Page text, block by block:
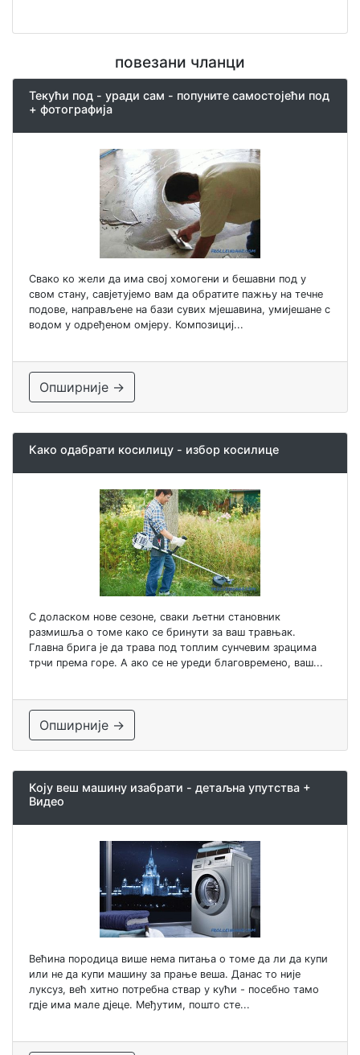
повезани чланци
Текући под - уради сам - попуните самостојећи под
+ фотографија
Свако ко жели да има свој хомогени и бешавни под у
свом стану, савјетујемо вам да обратите пажњу на течне
подове, направљене на бази сувих мјешавина, умијешане с
водом у одређеном омјеру. Композициј...
Опширније →
Како одабрати косилицу - избор косилице
С доласком нове сезоне, сваки љетни становник
размишља о томе како се бринути за ваш травњак.
Главна брига је да трава под топлим сунчевим зрацима
трчи према горе. А ако се не уреди благовремено, ваш...
Опширније →
Коју веш машину изабрати - детаљна упутства +
Видео
Већина породица више нема питања о томе да ли да купи
или не да купи машину за прање веша. Данас то није
луксуз, већ хитно потребна ствар у кући - посебно тамо
гдје има мале дјеце. Међутим, пошто сте...